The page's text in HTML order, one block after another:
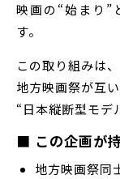
映画の“始まり”
す。
この取り組みは、
地方映画祭が互
“日本縦断型モデ
■ この企画が
地方映画祭同